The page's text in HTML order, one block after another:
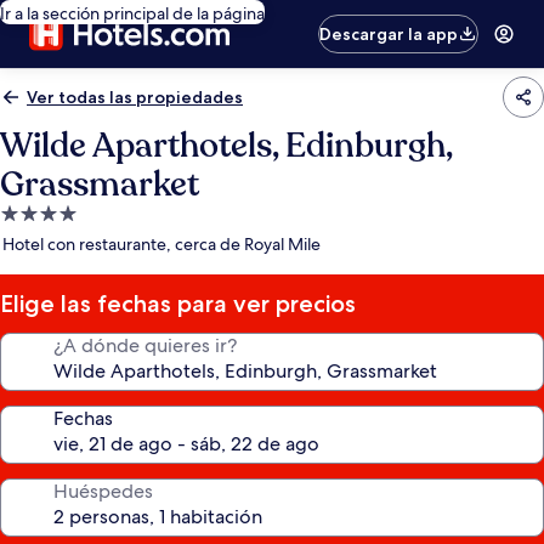
Ir a la sección principal de la página
Descargar la app
Ver todas las propiedades
Wilde Aparthotels, Edinburgh,
Grassmarket
Propiedad
de
estrellas
Hotel con restaurante, cerca de Royal Mile
Elige las fechas para ver precios
¿A dónde quieres ir?
Fechas
Huéspedes